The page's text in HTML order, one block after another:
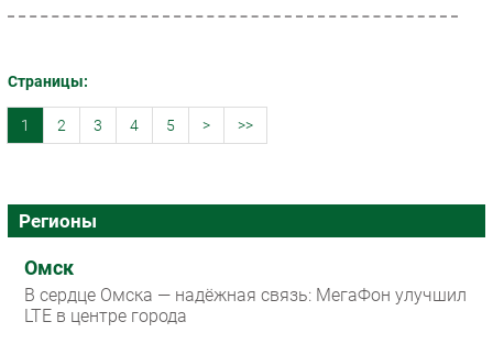
Страницы:
1 2 3 4 5 > >>
Регионы
Омск
В сердце Омска — надёжная связь: МегаФон улучшил
LTE в центре города